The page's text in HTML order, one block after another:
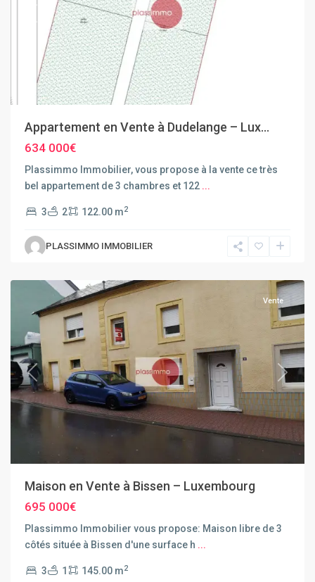
Previous
Appartement en Vente à Dudelange – Lux...
634 000€
Plassimmo Immobilier, vous propose à la vente ce très
bel appartement de 3 chambres et 122 ...
3 2 122.00 m2
PLASSIMMO IMMOBILIER
Previous Next
Vente
Maison en Vente à Bissen – Luxembourg
695 000€
Plassimmo Immobilier vous propose: Maison libre de 3
côtés située à Bissen d'une surface h ...
3 1 145.00 m2